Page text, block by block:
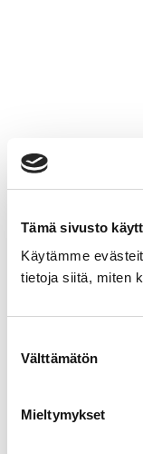
Tämä sivusto
Käytämme
tietoja siitä, miten
valinta
Välttämätön
Mieltymykset